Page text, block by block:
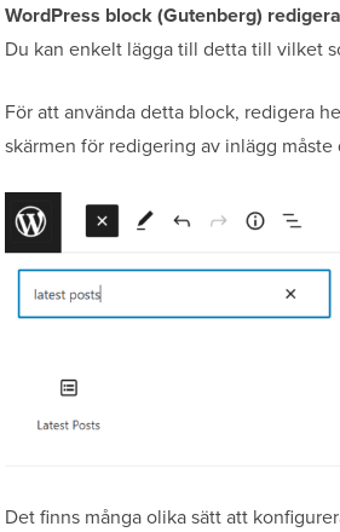
WordPress block (Gutenberg)
Du kan enkelt lägga till detta till vilket
För att använda detta block, redigera
skärmen för redigering av inlägg
Det finns många olika sätt att